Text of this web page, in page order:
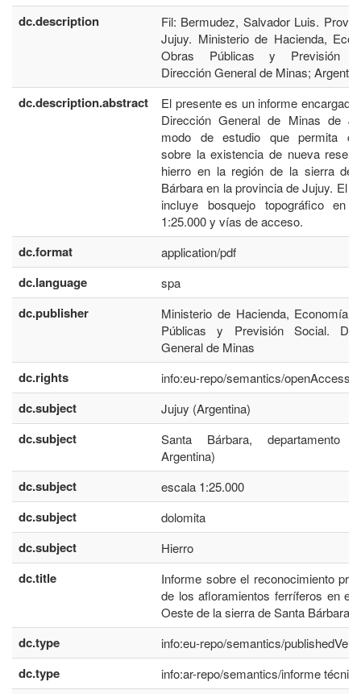
dc.description
Fil: Bermudez, Salvador Luis.
Jujuy. Ministerio de Hacienda,
Obras Públicas y Previsión
Dirección General de Minas;
dc.description.abstract
El presente es un informe encargado
Dirección General de Minas de
modo de estudio que permita
sobre la existencia de nueva
hierro en la región de la sierra de
Bárbara en la provincia de Jujuy. El
incluye bosquejo topográfico en
1:25.000 y vías de acceso.
dc.format application/pdf
dc.language spa
dc.publisher
Ministerio de Hacienda, Economía,
Públicas y Previsión Social.
General de Minas
dc.rights info:eu-repo/semantics/openAccess
dc.subject Jujuy (Argentina)
dc.subject
Santa Bárbara, departamento
Argentina)
dc.subject escala 1:25.000
dc.subject dolomita
dc.subject Hierro
dc.title
Informe sobre el reconocimiento
de los afloramientos ferríferos en el
Oeste de la sierra de Santa Bárbara
dc.type info:eu-repo/semantics/
dc.type info:ar-repo/semantics/informe técnico